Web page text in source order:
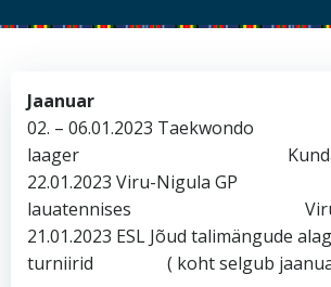
Jaanuar
02. – 06.01.2023 Taekwondo
laager
22.01.2023 Viru-Nigula GP
lauatennises Viru-
21.01.2023 ESL Jõud talimängude
turniirid ( koht selgub